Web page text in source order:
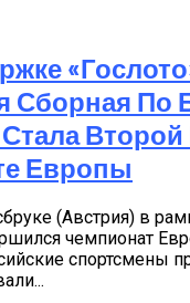
Сборная По
Второй
Европы
(Австрия) в
чемпионат
спортсмены